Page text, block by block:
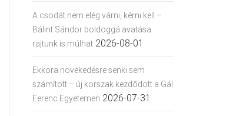
A csodát nem elég várni, kérni kell –
Bálint Sándor boldoggá avatása
rajtunk is múlhat 2026-08-01
Ekkora növekedésre senki sem
számított – új korszak kezdődött a Gál
Ferenc Egyetemen 2026-07-31